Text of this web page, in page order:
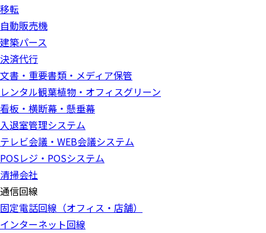
移転
自動販売機
建築パース
決済代行
文書・重要書類・メディア保管
レンタル観葉植物・オフィスグリーン
看板・横断幕・懸垂幕
入退室管理システム
テレビ会議・WEB会議システム
POSレジ・POSシステム
清掃会社
通信回線
固定電話回線（オフィス・店舗）
インターネット回線